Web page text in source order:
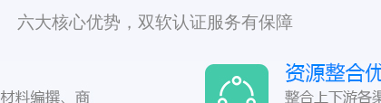
六大核心优势，双软认证服务有保障